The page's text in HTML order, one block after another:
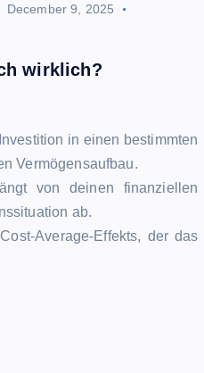
December 9, 2025
wirklich?
in einen bestimmten
Vermögensaufbau.
von deinen finanziellen
ab.
Average-Effekts, der das